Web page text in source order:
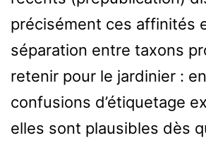
précisément ces affinités
séparation entre taxons
retenir pour le jardinier :
confusions d’étiquetage
elles sont plausibles dès